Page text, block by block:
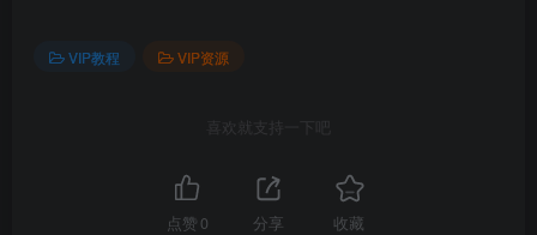
VIP教程 VIP资源
喜欢就支持一下吧
点赞 0 分享 收藏